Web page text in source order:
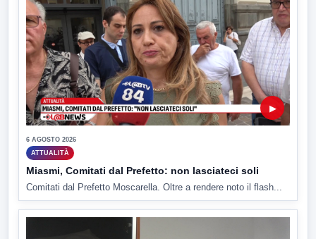
▶
6 AGOSTO 2026
ATTUALITÀ
Miasmi, Comitati dal Prefetto: non lasciateci soli
Comitati dal Prefetto Moscarella. Oltre a rendere noto il flash...